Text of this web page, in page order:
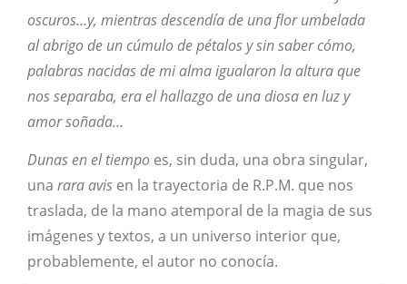
oscuros…y, mientras descendía de una flor umbelada
al abrigo de un cúmulo de pétalos y sin saber cómo,
palabras nacidas de mi alma igualaron la altura que
nos separaba, era el hallazgo de una diosa en luz y
amor soñada…
Dunas en el tiempo es, sin duda, una obra singular,
una rara avis en la trayectoria de R.P.M. que nos
traslada, de la mano atemporal de la magia de sus
imágenes y textos, a un universo interior que,
probablemente, el autor no conocía.